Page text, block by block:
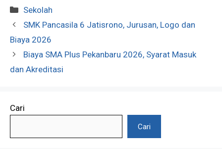
Kategori
Sekolah
SMK Pancasila 6 Jatisrono, Jurusan, Logo dan
Biaya 2026
Biaya SMA Plus Pekanbaru 2026, Syarat Masuk
dan Akreditasi
Cari
Cari